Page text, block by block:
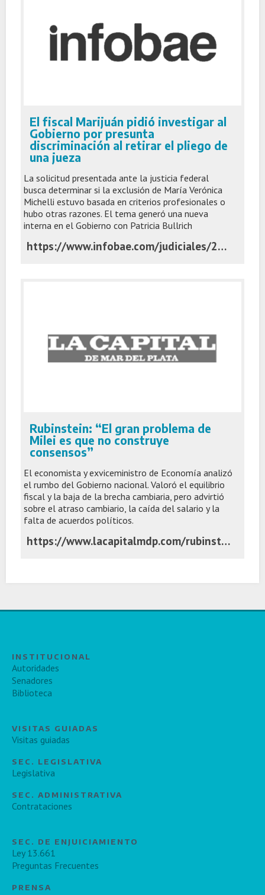
El fiscal Marijuán pidió investigar al
Gobierno por presunta
discriminación al retirar el pliego de
una jueza
La solicitud presentada ante la justicia federal
busca determinar si la exclusión de María Verónica
Michelli estuvo basada en criterios profesionales o
hubo otras razones. El tema generó una nueva
interna en el Gobierno con Patricia Bullrich
https://www.infobae.com/judiciales/2026/06/02/el-fiscal-marijuan-pidio-investigar-al-gobierno-por-presunta-discriminacion-al-retirar-el-pliego-de-una-jueza/
Rubinstein: “El gran problema de
Milei es que no construye
consensos”
El economista y exviceministro de Economía analizó
el rumbo del Gobierno nacional. Valoró el equilibrio
fiscal y la baja de la brecha cambiaria, pero advirtió
sobre el atraso cambiario, la caída del salario y la
falta de acuerdos políticos.
https://www.lacapitalmdp.com/rubinstein-el-gran-problema-de-milei-es-que-no-construye-consensos/
INSTITUCIONAL
Autoridades
Senadores
Biblioteca
VISITAS GUIADAS
Visitas guiadas
SEC. LEGISLATIVA
Legislativa
SEC. ADMINISTRATIVA
Contrataciones
SEC. DE ENJUICIAMIENTO
Ley 13.661
Preguntas Frecuentes
PRENSA